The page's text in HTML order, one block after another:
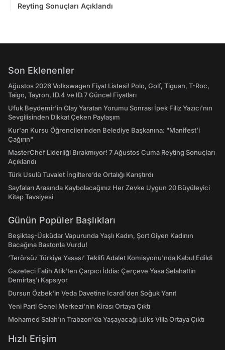
Reyting Sonuçları Açıklandı
Son Eklenenler
Ağustos 2026 Volkswagen Fiyat Listesi! Polo, Golf, Tiguan, T-Roc,
Taigo, Tayron, ID.4 ve ID.7 Güncel Fiyatları
Ufuk Beydemir'in Olay Yaratan Yorumu Sonrası İpek Filiz Yazıcı'nın
Sevgilisinden Dikkat Çeken Paylaşım
Kur'an Kursu Öğrencilerinden Belediye Başkanına: "Manifest’i
Çağırın"
MasterChef Liderliği Bırakmıyor! 7 Ağustos Cuma Reyting Sonuçları
Açıklandı
Türk Usulü Tuvalet İngiltere’de Ortalığı Karıştırdı
Sayfaları Arasında Kaybolacağınız Her Zevke Uygun 20 Büyüleyici
Kitap Tavsiyesi
Günün Popüler Başlıkları
Beşiktaş-Üsküdar Vapurunda Yaşlı Kadın, Şort Giyen Kadının
Bacağına Bastonla Vurdu!
‘Terörsüz Türkiye Yasası’ Teklifi Adalet Komisyonu'nda Kabul Edildi
Gazeteci Fatih Atik'ten Çarpıcı İddia: Çerçeve Yasa Selahattin
Demirtaş'ı Kapsıyor
Dursun Özbek'in Veda Davetine Icardi'den Soğuk Yanıt
Yeni Parti Genel Merkezi'nin Kirası Ortaya Çıktı
Mohamed Salah'ın Trabzon'da Yaşayacağı Lüks Villa Ortaya Çıktı
Hızlı Erişim